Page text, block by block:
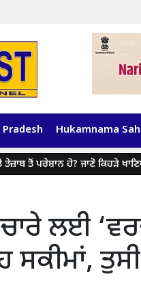
Hukamnama
ਤੋਂ ਪਰੇਸ਼ਾਨ ਹੋ? ਜਾਣੋ ਕਿਹੜੇ ਖਾਣਿਆਂ
ਲਈ